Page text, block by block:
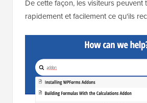
De cette façon, les visiteurs peuvent
rapidement et facilement ce qu'ils